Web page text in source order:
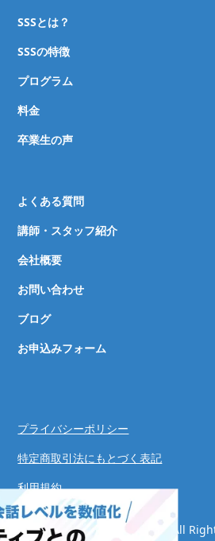
SSSとは？
SSSの特徴
プログラム
料金
卒業生の声
よくある質問
講師・スタッフ紹介
会社概要
お問い合わせ
ブログ
お申込みフォーム
© Speaking Success System. All
プライバシーポリシー
特定商取引法にもとづく表記
利用規約